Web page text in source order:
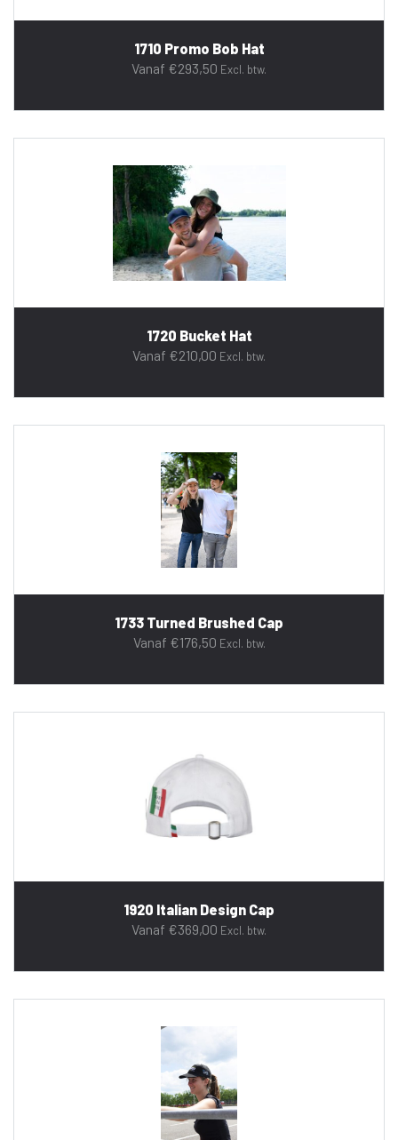
1710 Promo Bob Hat
Vanaf €293,50 Excl. btw.
1720 Bucket Hat
Vanaf €210,00 Excl. btw.
1733 Turned Brushed Cap
Vanaf €176,50 Excl. btw.
1920 Italian Design Cap
Vanaf €369,00 Excl. btw.